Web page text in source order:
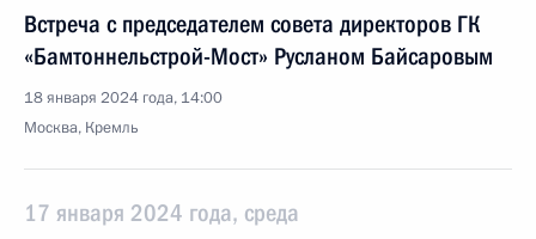
Встреча с председателем совета директоров ГК
«Бамтоннельстрой-Мост» Русланом Байсаровым
18 января 2024 года, 14:00
Москва, Кремль
17 января 2024 года, среда